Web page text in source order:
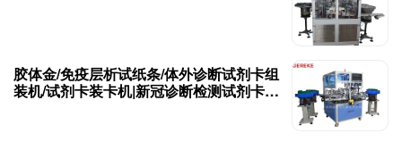
胶体金/免疫层析试纸条/体外诊断试剂卡组
装机/试剂卡装卡机|新冠诊断检测试剂卡组